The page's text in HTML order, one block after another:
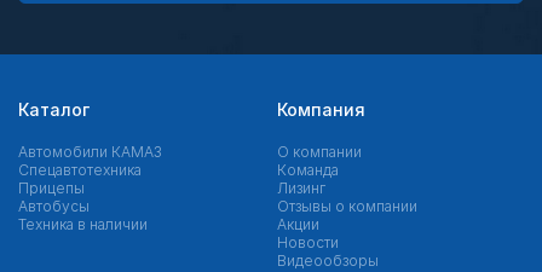
Каталог
Автомобили КАМАЗ
Спецавтотехника
Прицепы
Автобусы
Техника в наличии
Компания
О компании
Команда
Лизинг
Отзывы о компании
Акции
Новости
Видеообзоры